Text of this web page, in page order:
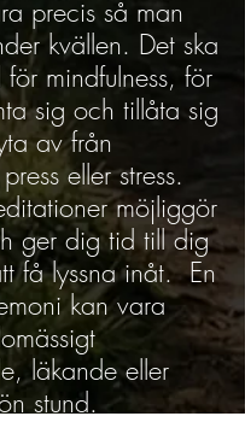
precis så man
kvällen. Det ska
mindfulness, för
sig och tillåta sig
av från
eller stress.
möjliggör
ger dig tid till dig
få lyssna inåt. En
kan vara
läkande eller
stund.